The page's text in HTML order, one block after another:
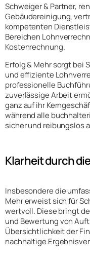
Schweiger & Partner,
Gebäudereinigung,
kompetenten
Bereichen
Kostenrechnung.
Erfolg & Mehr sorgt bei
und effiziente
professionelle
zuverlässige Arbeit
ganz auf ihr
während alle
sicher und reibungslos
Klarheit durch
Insbesondere die
Mehr erweist sich für
wertvoll. Diese bringt
und Bewertung von
Übersichtlichkeit der
nachhaltige